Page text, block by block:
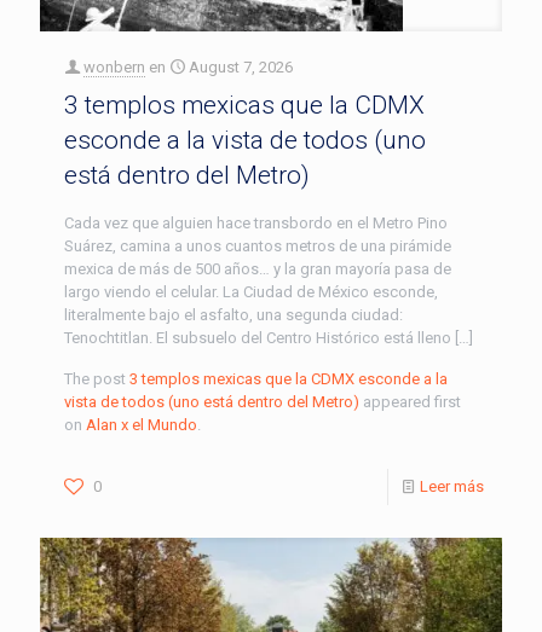
wonbern en August 7, 2026
3 templos mexicas que la CDMX
esconde a la vista de todos (uno
está dentro del Metro)
Cada vez que alguien hace transbordo en el Metro Pino
Suárez, camina a unos cuantos metros de una pirámide
mexica de más de 500 años… y la gran mayoría pasa de
largo viendo el celular. La Ciudad de México esconde,
literalmente bajo el asfalto, una segunda ciudad:
Tenochtitlan. El subsuelo del Centro Histórico está lleno […]
The post 3 templos mexicas que la CDMX esconde a la
vista de todos (uno está dentro del Metro) appeared first
on Alan x el Mundo.
0 Leer más